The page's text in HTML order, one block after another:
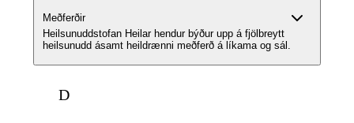
Meðferðir
Heilsunuddstofan Heilar hendur býður upp á fjölbreytt
heilsunudd ásamt heildrænni meðferð á líkama og sál.
D